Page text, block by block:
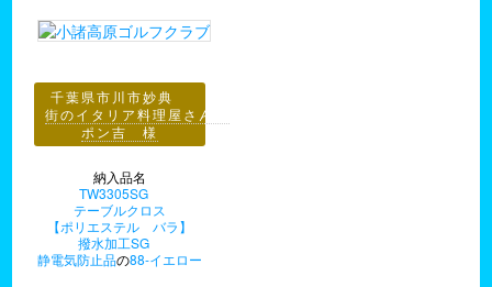
千葉県市川市妙典
街のイタリア料理屋さん
ポン吉 様
納入品名
TW3305SG
テーブルクロス
【ポリエステル バラ】
撥水加工SG
静電気防止品の88-イエロー